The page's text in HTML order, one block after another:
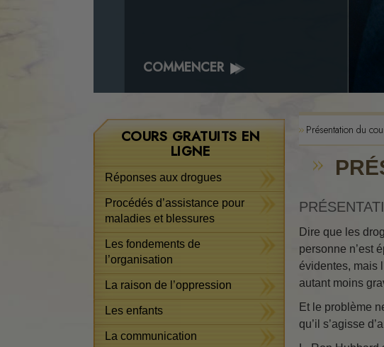
COMMENCER
Présentation du
Dire que les
personne n’est
évidentes, mais
autant moins
Et le problème
qu’il s’agisse
COURS GRATUITS EN
LIGNE
Réponses aux drogues
Procédés d’assistance pour
maladies et blessures
Les fondements de
l’organisation
La raison de l’oppression
Les enfants
La communication